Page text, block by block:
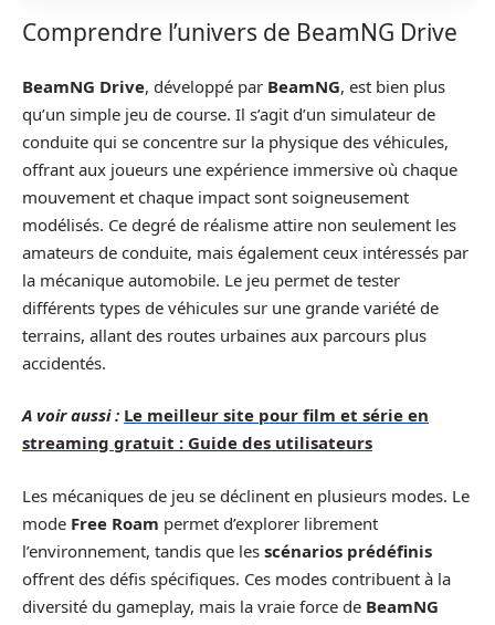
Comprendre l’univers de BeamNG Drive
BeamNG Drive, développé par BeamNG, est bien plus
qu’un simple jeu de course. Il s’agit d’un simulateur de
conduite qui se concentre sur la physique des véhicules,
offrant aux joueurs une expérience immersive où chaque
mouvement et chaque impact sont soigneusement
modélisés. Ce degré de réalisme attire non seulement les
amateurs de conduite, mais également ceux intéressés par
la mécanique automobile. Le jeu permet de tester
différents types de véhicules sur une grande variété de
terrains, allant des routes urbaines aux parcours plus
accidentés.
A voir aussi : Le meilleur site pour film et série en
streaming gratuit : Guide des utilisateurs
Les mécaniques de jeu se déclinent en plusieurs modes. Le
mode Free Roam permet d’explorer librement
l’environnement, tandis que les scénarios prédéfinis
offrent des défis spécifiques. Ces modes contribuent à la
diversité du gameplay, mais la vraie force de BeamNG